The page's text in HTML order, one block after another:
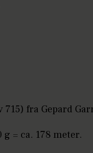
fra Gepard
= ca. 178 meter.